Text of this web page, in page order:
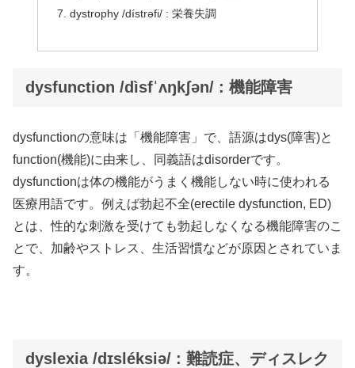
dystrophy /dístrəfi/ : 栄養失調
dysfunction /dìsfˈʌŋkʃən/ : 機能障害
dysfunctionの意味は「機能障害」で、語源はdys(障害)と
function(機能)に由来し、同義語はdisorderです。
dysfunctionは体の機能がうまく機能しない時に使われる
医療用語です。例えば勃起不全(erectile dysfunction, ED)
とは、性的な刺激を受けても勃起しなくなる機能障害のこ
とで、加齢やストレス、生活習慣などが原因とされていま
す。
dyslexia /dɪsléksiə/ : 難読症、ディスレク